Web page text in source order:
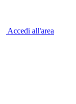
Accedi all'area